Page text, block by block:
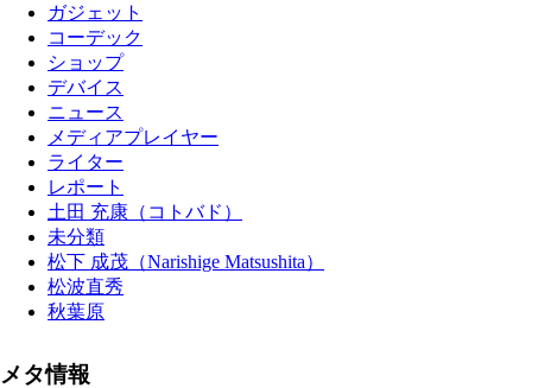
ガジェット
コーデック
ショップ
デバイス
ニュース
メディアプレイヤー
ライター
レポート
土田 充康（コトバド）
未分類
松下 成茂（Narishige Matsushita）
松波直秀
秋葉原
メタ情報